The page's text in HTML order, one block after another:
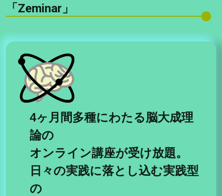
「Zeminar」
4ヶ月間多種にわたる脳大成理
論の
オンライン講座が受け放題。
日々の実践に落とし込む実践型
の